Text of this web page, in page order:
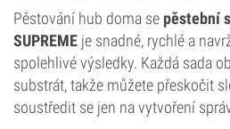
Pěstování hub doma se pěstební
SUPREME je snadné, rychlé a
spolehlivé výsledky. Každá sada
substrát, takže můžete přeskočit
soustředit se jen na vytvoření